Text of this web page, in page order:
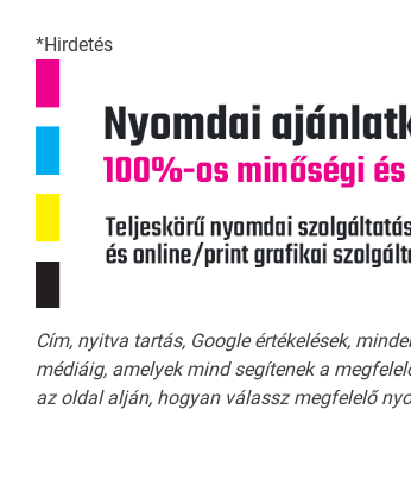
*Hirdetés
Cím, nyitva tartás, Google értékelések,
médiáig, amelyek mind segítenek a
az oldal alján, hogyan válassz megfelelő